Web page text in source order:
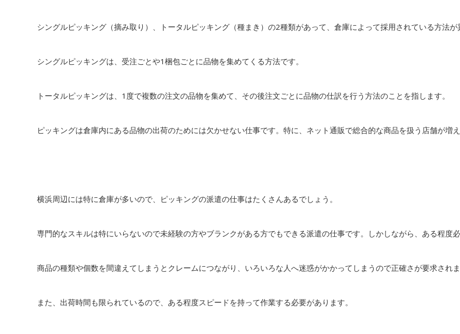
シングルピッキング（摘み取り）、トータルピッキング（種まき）の2種類があって、倉庫によって採用されている方法が
シングルピッキングは、受注ごとや1梱包ごとに品物を集めてくる方法です。
トータルピッキングは、1度で複数の注文の品物を集めて、その後注文ごとに品物の仕訳を行う方法のことを指します。
ピッキングは倉庫内にある品物の出荷のためには欠かせない仕事です。特に、ネット通販で総合的な商品を扱う店舗が増
横浜周辺には特に倉庫が多いので、ピッキングの派遣の仕事はたくさんあるでしょう。
専門的なスキルは特にいらないので未経験の方やブランクがある方でもできる派遣の仕事です。しかしながら、ある程度必
商品の種類や個数を間違えてしまうとクレームにつながり、いろいろな人へ迷惑がかかってしまうので正確さが要求されま
また、出荷時間も限られているので、ある程度スピードを持って作業する必要があります。